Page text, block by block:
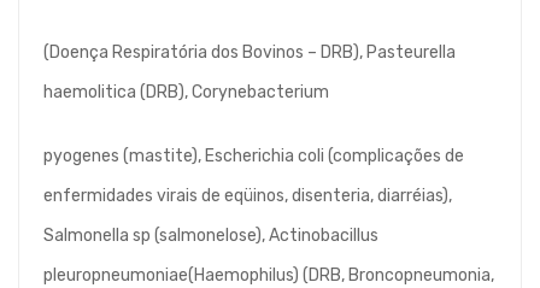
(Doença Respiratória dos Bovinos – DRB), Pasteurella
haemolitica (DRB), Corynebacterium
pyogenes (mastite), Escherichia coli (complicações de
enfermidades virais de eqüinos, disenteria, diarréias),
Salmonella sp (salmonelose), Actinobacillus
pleuropneumoniae(Haemophilus) (DRB, Broncopneumonia,